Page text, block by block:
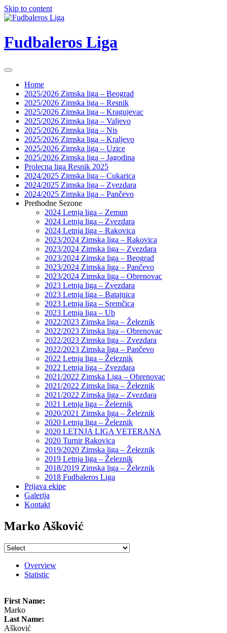
Skip to content
Fudbaleros Liga
Home
2025/2026 Zimska liga – Beograd
2025/2026 Zimska liga – Resnik
2025/2026 Zimska liga – Kragujevac
2025/2026 Zimska liga – Valjevo
2025/2026 Zimska liga – Nis
2025/2026 Zimska liga – Kraljevo
2025/2026 Zimska liga – Uzice
2025/2026 Zimska liga – Jagodina
Prolecna liga Resnik 2025
2024/2025 Zimska liga – Cukarica
2024/2025 Zimska liga – Zvezdara
2024/2025 Zimska liga – Pančevo
Prethodne Sezone
2024 Letnja liga – Zemun
2024 Letnja liga – Zvezdara
2024 Letnja liga – Rakovica
2023/2024 Zimska liga – Rakovica
2023/2024 Zimska liga – Zvezdara
2023/2024 Zimska liga – Beograd
2023/2024 Zimska liga – Pančevo
2023/2024 Zimska liga – Obrenovac
2023 Letnja liga – Zvezdara
2023 Letnja liga – Batajnica
2023 Letnja liga – Sremčica
2023 Letnja liga – Ub
2022/2023 Zimska liga – Železnik
2022/2023 Zimska liga – Obrenovac
2022/2023 Zimska liga – Zvezdara
2022/2023 Zimska liga – Pančevo
2022 Letnja liga – Železnik
2022 Letnja liga – Zvezdara
2021/2022 Zimska Liga – Obrenovac
2021/2022 Zimska liga – Železnik
2021/2022 Zimska liga – Zvezdara
2021 Letnja liga – Železnik
2020/2021 Zimska liga – Železnik
2020 Letnja liga – Železnik
2020 LETNJA LIGA VETERANA
2020 Turnir Rakovica
2019/2020 Zimska liga – Železnik
2019 Letnja liga – Železnik
2018/2019 Zimska liga – Železnik
2018 Fudbaleros Liga
Prijava ekipe
Galerija
Kontakt
Marko Ašković
Overview
Statistic
First Name:
Marko
Last Name:
Ašković